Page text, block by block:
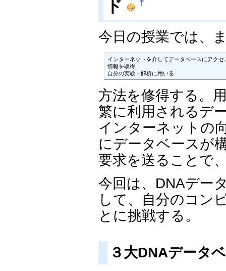
ド †
今日の授業では、
インターネットを介してデータベースにアクセ
情報を取得
自分の実験・解析に用いる
方法を修得する。
繁に利用されるデ
インターネットの
にデータベースが
要求を送ることで
今回は、DNAデー
して、自分のコン
とに挑戦する。
３大DNAデータ